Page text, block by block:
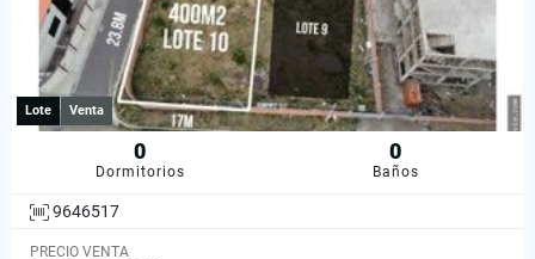
Lote Venta
0
Dormitorios
0
Baños
9646517
PRECIO VENTA